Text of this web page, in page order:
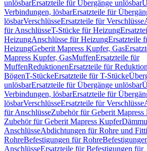
unlösbarErsatzteile für Übergänge unlösbar
Verbindungen, lösbarErsatzteile für
lösbarVerschlüsseErsatzteile für Verschlüsse
für AnschlüsseT-Stücke für Heizung
HeizungAnschlüsse für HeizungErsatzteile
HeizungGeberit Mapress Kupfer, Gas
Mapress Kupfer, GasMuffenErsatzteile für
MuffenReduktionenErsatzteile für
BögenT-StückeErsatzteile für T-Stücke
unlösbarErsatzteile für Übergänge unlösbar
Verbindungen, lösbarErsatzteile für
lösbarVerschlüsseErsatzteile für Verschlüsse
für AnschlüsseZubehör für Geberit Mapress
Zubehör für Geberit Mapress Kupfer
AnschlüsseAbdichtungen für Rohre und
RohreBefestigungen für Rohre
AnschlüsseErsatzteile für Befestigungen für